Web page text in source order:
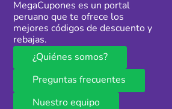
MegaCupones es un portal
peruano que te ofrece los
mejores códigos de descuento y
rebajas.
¿Quiénes somos?
Preguntas frecuentes
Nuestro equipo